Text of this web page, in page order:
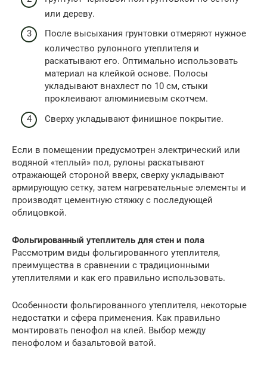
или дереву.
После высыхания грунтовки отмеряют нужное
количество рулонного утеплителя и
раскатывают его. Оптимально использовать
материал на клейкой основе. Полосы
укладывают внахлест по 10 см, стыки
проклеивают алюминиевым скотчем.
Сверху укладывают финишное покрытие.
Если в помещении предусмотрен электрический или
водяной «теплый» пол, рулоны раскатывают
отражающей стороной вверх, сверху укладывают
армирующую сетку, затем нагревательные элементы и
производят цементную стяжку с последующей
облицовкой.
Фольгированный утеплитель для стен и пола
Рассмотрим виды фольгированного утеплителя,
преимущества в сравнении с традиционными
утеплителями и как его правильно использовать.
Особенности фольгированного утеплителя, некоторые
недостатки и сфера применения. Как правильно
монтировать пенофол на клей. Выбор между
пенофолом и базальтовой ватой.